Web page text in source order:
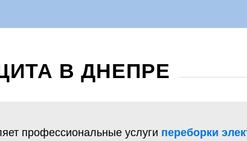
В ДНЕПРЕ
профессиональные услуги переборки